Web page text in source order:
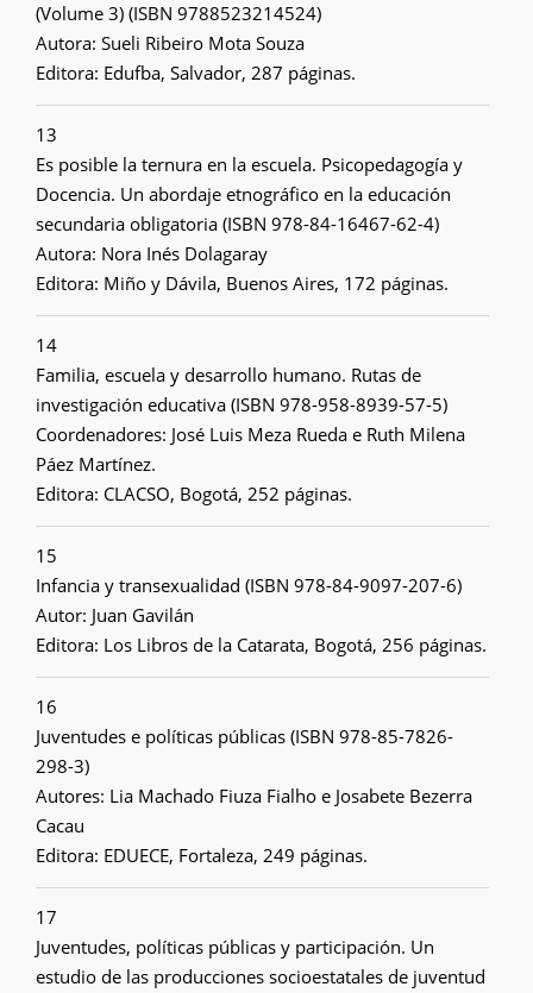
(Volume 3) (ISBN 9788523214524)
Autora: Sueli Ribeiro Mota Souza
Editora: Edufba, Salvador, 287 páginas.
13
Es posible la ternura en la escuela. Psicopedagogía y
Docencia. Un abordaje etnográfico en la educación
secundaria obligatoria (ISBN 978-84-16467-62-4)
Autora: Nora Inés Dolagaray
Editora: Miño y Dávila, Buenos Aires, 172 páginas.
14
Familia, escuela y desarrollo humano. Rutas de
investigación educativa (ISBN 978-958-8939-57-5)
Coordenadores: José Luis Meza Rueda e Ruth Milena
Páez Martínez.
Editora: CLACSO, Bogotá, 252 páginas.
15
Infancia y transexualidad (ISBN 978-84-9097-207-6)
Autor: Juan Gavilán
Editora: Los Libros de la Catarata, Bogotá, 256 páginas.
16
Juventudes e políticas públicas (ISBN 978-85-7826-
298-3)
Autores: Lia Machado Fiuza Fialho e Josabete Bezerra
Cacau
Editora: EDUECE, Fortaleza, 249 páginas.
17
Juventudes, políticas públicas y participación. Un
estudio de las producciones socioestatales de juventud